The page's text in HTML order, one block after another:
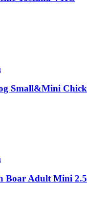
Small&Mini
Boar Adult Mini